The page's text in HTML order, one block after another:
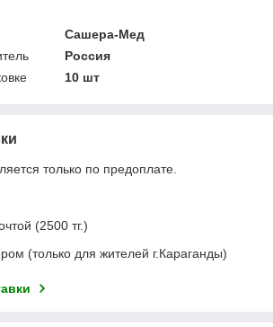
Сашера-Мед
Россия
10 шт
только по предоплате.
(2500 тг.)
(только для жителей г.Караганды)